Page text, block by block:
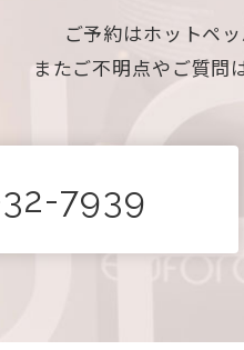
ご予約はホットペ
またご不明点やご質問
7939